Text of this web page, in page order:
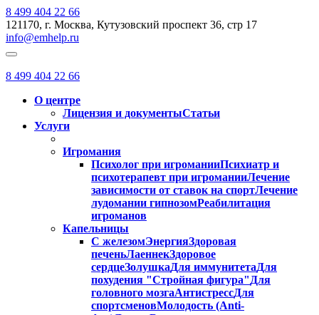
8 499 404 22 66
121170, г. Москва, Кутузовский проспект 36, стр 17
info@emhelp.ru
8 499 404 22 66
О центре
Лицензия и документыСтатьи
Услуги
Игромания
Психолог при игроманииПсихиатр и
психотерапевт при игроманииЛечение
зависимости от ставок на спортЛечение
лудомании гипнозомРеабилитация
игроманов
Капельницы
С железомЭнергияЗдоровая
печеньЛаеннекЗдоровое
сердцеЗолушкаДля иммунитетаДля
похудения "Стройная фигура" Для
головного мозгаАнтистрессДля
спортсменовМолодость (Anti-